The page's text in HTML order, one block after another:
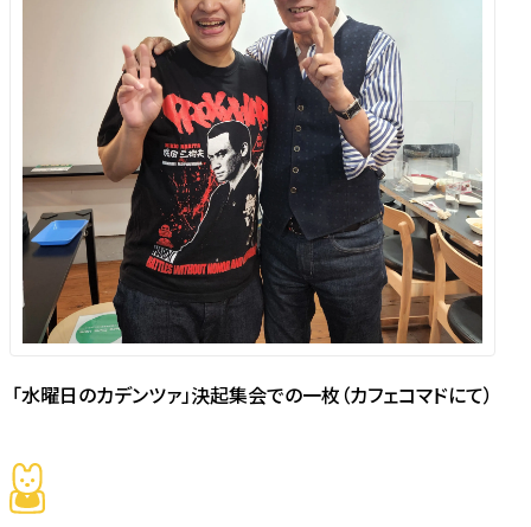
「水曜日のカデンツァ」決起集会での一枚（カフェコマドにて）